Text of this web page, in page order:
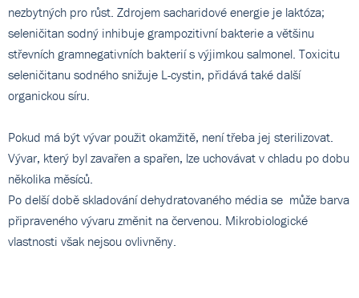
nezbytných pro růst. Zdrojem sacharidové energie je laktóza;
seleničitan sodný inhibuje grampozitivní bakterie a většinu
střevních gramnegativních bakterií s výjimkou salmonel. Toxicitu
seleničitanu sodného snižuje L-cystin, přidává také další
organickou síru.
Pokud má být vývar použit okamžitě, není třeba jej sterilizovat.
Vývar, který byl zavařen a spařen, lze uchovávat v chladu po dobu
několika měsíců.
Po delší době skladování dehydratovaného média se může barva
připraveného vývaru změnit na červenou. Mikrobiologické
vlastnosti však nejsou ovlivněny.